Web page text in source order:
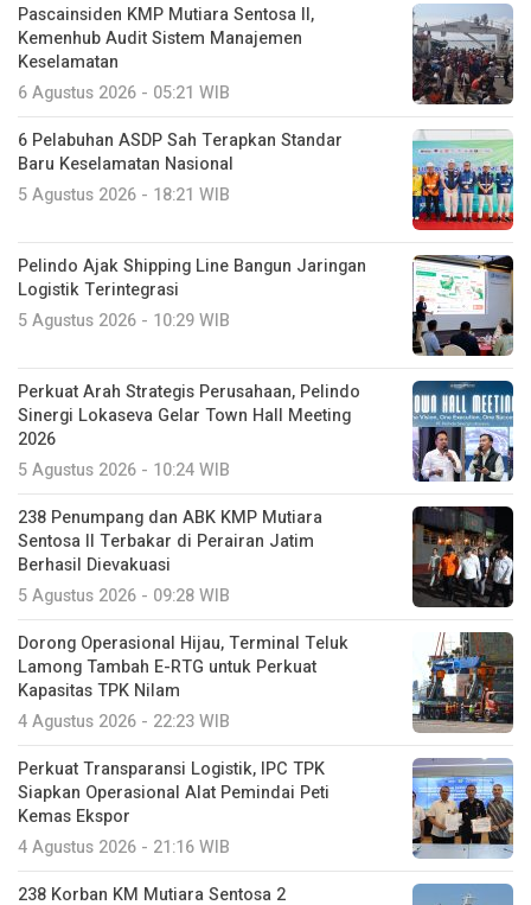
Pascainsiden KMP Mutiara Sentosa II,
Kemenhub Audit Sistem Manajemen
Keselamatan
6 Agustus 2026 - 05:21 WIB
6 Pelabuhan ASDP Sah Terapkan Standar
Baru Keselamatan Nasional
5 Agustus 2026 - 18:21 WIB
Pelindo Ajak Shipping Line Bangun Jaringan
Logistik Terintegrasi
5 Agustus 2026 - 10:29 WIB
Perkuat Arah Strategis Perusahaan, Pelindo
Sinergi Lokaseva Gelar Town Hall Meeting
2026
5 Agustus 2026 - 10:24 WIB
238 Penumpang dan ABK KMP Mutiara
Sentosa II Terbakar di Perairan Jatim
Berhasil Dievakuasi
5 Agustus 2026 - 09:28 WIB
Dorong Operasional Hijau, Terminal Teluk
Lamong Tambah E-RTG untuk Perkuat
Kapasitas TPK Nilam
4 Agustus 2026 - 22:23 WIB
Perkuat Transparansi Logistik, IPC TPK
Siapkan Operasional Alat Pemindai Peti
Kemas Ekspor
4 Agustus 2026 - 21:16 WIB
238 Korban KM Mutiara Sentosa 2